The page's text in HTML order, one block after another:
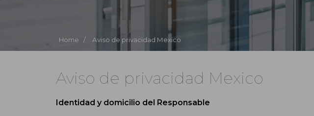
Home / Aviso de privacidad Mexico
Aviso de privacidad Mexico
Identidad y domicilio del Responsable